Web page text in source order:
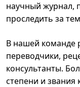
научный журнал,
проследить за
В нашей команде
переводчики,
консультанты.
степени и звания